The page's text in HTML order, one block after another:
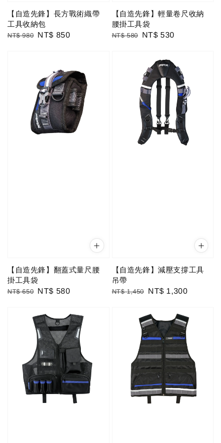
【自造先鋒】長方戰術織帶
工具收納包
Regular
NT$ 980 Sale
NT$ 850
【自造先鋒】輕量卷尺收納
腰掛工具袋
Regular
NT$ 580
Sale
NT$ 530
【自造先鋒】翻蓋式量尺腰
掛工具袋
Regular
NT$ 650 Sale
NT$ 580
【自造先鋒】減壓支撐工具
吊帶
Regular
NT$ 1,450
Sale
NT$ 1,300